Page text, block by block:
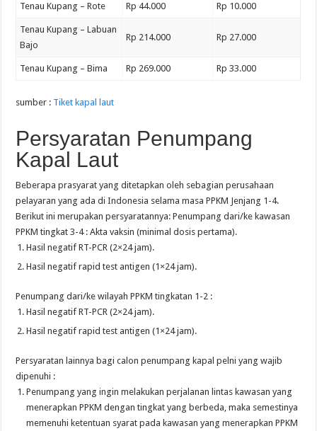
Tenau Kupang – Rote Rp 44.000 Rp 10.000
Tenau Kupang – Labuan
Bajo
Rp 214.000 Rp 27.000
Tenau Kupang – Bima Rp 269.000 Rp 33.000
sumber : Tiket kapal laut
Persyaratan Penumpang
Kapal Laut
Beberapa prasyarat yang ditetapkan oleh sebagian perusahaan
pelayaran yang ada di Indonesia selama masa PPKM Jenjang 1-4.
Berikut ini merupakan persyaratannya: Penumpang dari/ke kawasan
PPKM tingkat 3-4 : Akta vaksin (minimal dosis pertama).
Hasil negatif RT-PCR (2×24 jam).
Hasil negatif rapid test antigen (1×24 jam).
Penumpang dari/ke wilayah PPKM tingkatan 1-2 :
Hasil negatif RT-PCR (2×24 jam).
Hasil negatif rapid test antigen (1×24 jam).
Persyaratan lainnya bagi calon penumpang kapal pelni yang wajib
dipenuhi :
Penumpang yang ingin melakukan perjalanan lintas kawasan yang
menerapkan PPKM dengan tingkat yang berbeda, maka semestinya
memenuhi ketentuan syarat pada kawasan yang menerapkan PPKM